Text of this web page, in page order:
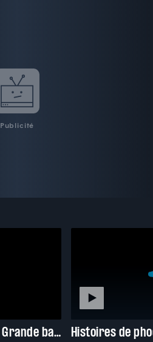
Publicité
Les sentinelles de la Grande barrière de corail